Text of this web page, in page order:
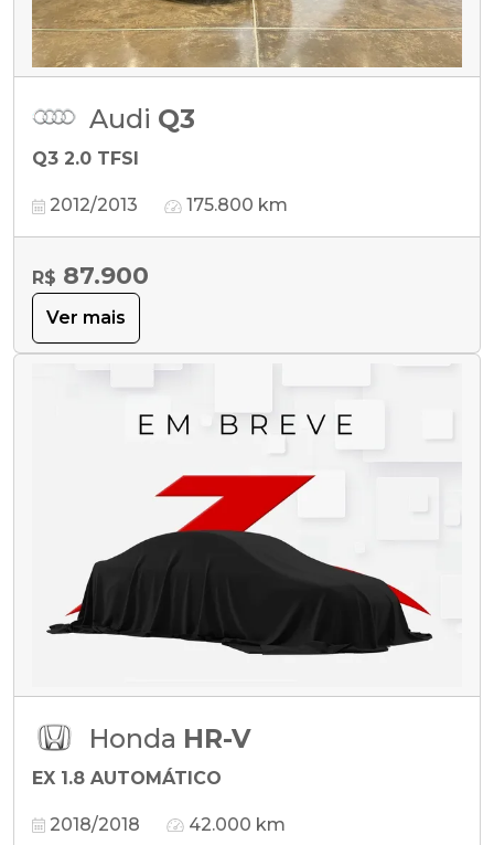
Audi Q3
Q3 2.0 TFSI
2012/2013 175.800 km
R$ 87.900
Ver mais
Honda HR-V
EX 1.8 AUTOMÁTICO
2018/2018 42.000 km